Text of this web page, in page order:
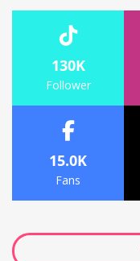
130K
Follower
15.0K
Fans